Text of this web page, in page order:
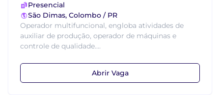
Presencial
São Dimas, Colombo / PR
Operador multifuncional, engloba atividades de
auxiliar de produção, operador de máquinas e
controle de qualidade....
Abrir Vaga